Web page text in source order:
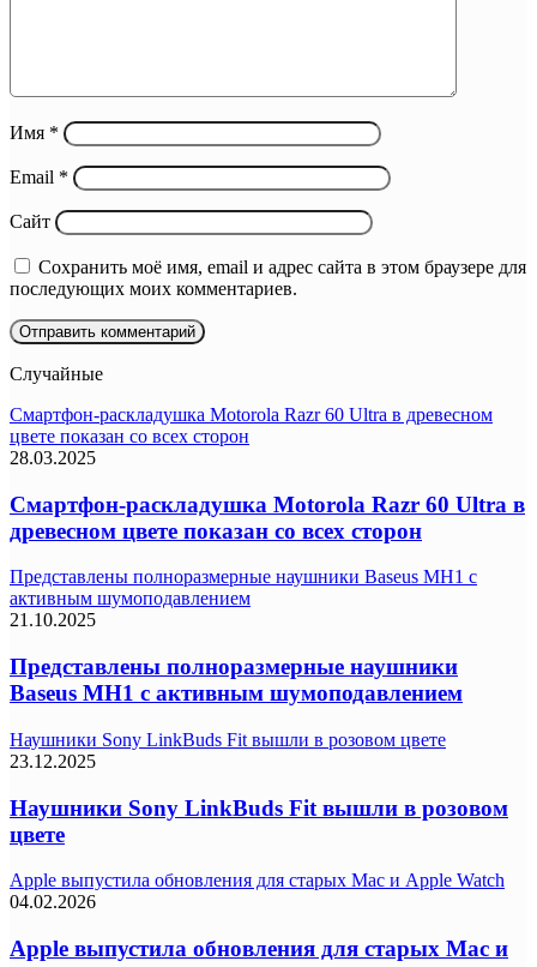
Имя *
Email *
Сайт
Сохранить моё имя, email и адрес сайта в этом браузере для
последующих моих комментариев.
Случайные
Смартфон-раскладушка Motorola Razr 60 Ultra в древесном
цвете показан со всех сторон
28.03.2025
Смартфон-раскладушка Motorola Razr 60 Ultra в
древесном цвете показан со всех сторон
Представлены полноразмерные наушники Baseus MH1 с
активным шумоподавлением
21.10.2025
Представлены полноразмерные наушники
Baseus MH1 с активным шумоподавлением
Наушники Sony LinkBuds Fit вышли в розовом цвете
23.12.2025
Наушники Sony LinkBuds Fit вышли в розовом
цвете
Apple выпустила обновления для старых Mac и Apple Watch
04.02.2026
Apple выпустила обновления для старых Mac и